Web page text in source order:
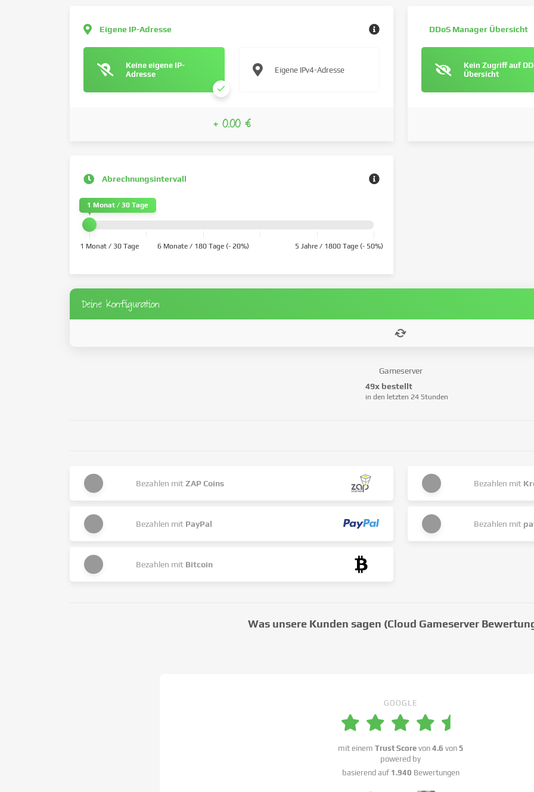
Eigene IP-Adresse
Keine eigene IP-
Adresse
Eigene IPv4-Adresse
+ 0.00 €
DDoS Manager Übersicht
Kein Zugriff auf
Übersicht
Abrechnungsintervall
1 Monat / 30 Tage 6 Monate / 180 Tage (- 20%) 5 Jahre / 1800 Tage (- 50%)
1 Monat / 30 Tage
Deine Konfiguration
Gameserver
49x bestellt
in den letzten 24 Stunden
Bezahlen mitZAP Coins Bezahlen mit
Bezahlen mit PayPal Bezahlen mit
Bezahlen mit Bitcoin
Was unsere Kunden sagen (Cloud Gameserver
GOOGLE
mit einem Trust Scorevon 4.6 von 5
powered by
basierend auf 1.940 Bewertungen